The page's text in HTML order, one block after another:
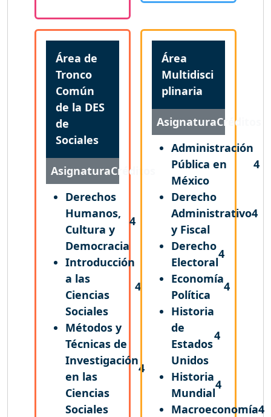
Área de
Tronco
Común
de la DES
de
Sociales
AsignaturaCréditos
Derechos
Humanos,
Cultura y
Democracia
4
Introducción
a las
Ciencias
Sociales
4
Métodos y
Técnicas de
Investigación
en las
Ciencias
Sociales
4
Área
Multidisci
plinaria
AsignaturaCréditos
Administración
Pública en
México
4
Derecho
Administrativo
y Fiscal
4
Derecho
Electoral
4
Economía
Política
4
Historia
de
Estados
Unidos
4
Historia
Mundial
4
Macroeconomía4